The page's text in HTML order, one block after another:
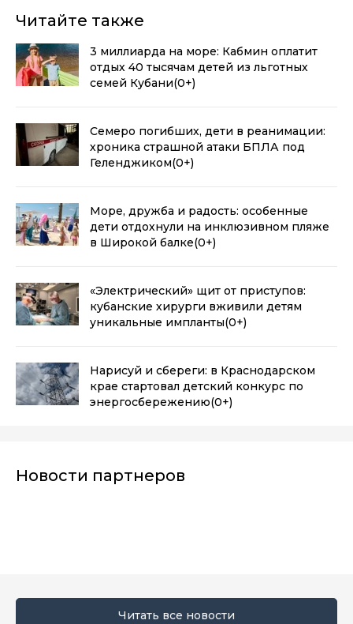
Читайте также
3 миллиарда на море: Кабмин оплатит
отдых 40 тысячам детей из льготных
семей Кубани(0+)
Семеро погибших, дети в реанимации:
хроника страшной атаки БПЛА под
Геленджиком(0+)
Море, дружба и радость: особенные
дети отдохнули на инклюзивном пляже
в Широкой балке(0+)
«Электрический» щит от приступов:
кубанские хирурги вживили детям
уникальные импланты(0+)
Нарисуй и сбереги: в Краснодарском
крае стартовал детский конкурс по
энергосбережению(0+)
Новости партнеров
Читать все новости